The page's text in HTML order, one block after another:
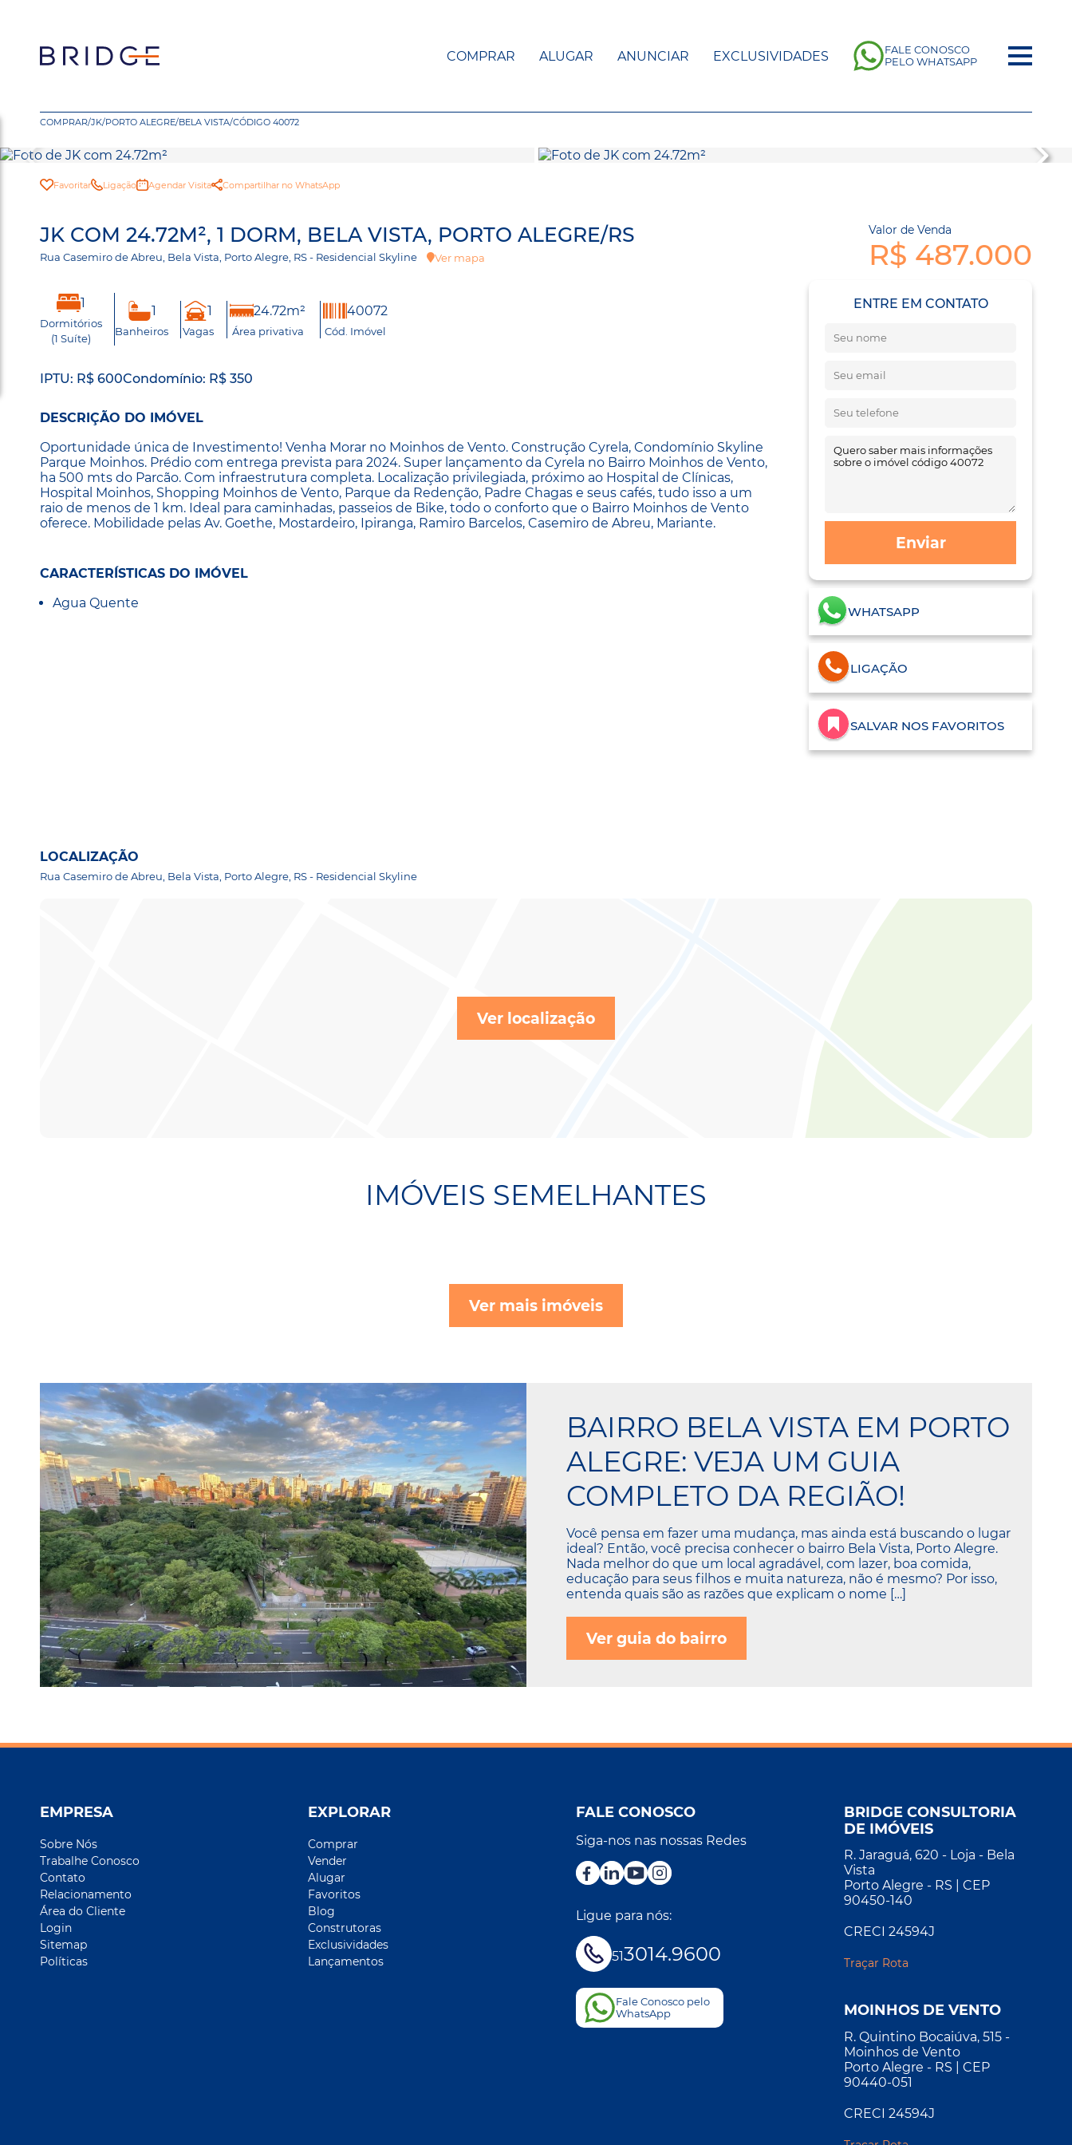
COMPRAR ALUGAR ANUNCIAR EXCLUSIVIDADES
FALE CONOSCO
PELO WHATSAPP
COMPRAR/JK/PORTO ALEGRE/BELA VISTA/CÓDIGO 40072
Favoritar Ligação Agendar Visita Compartilhar no WhatsApp
JK COM 24.72M², 1 DORM, BELA VISTA, PORTO ALEGRE/RS
Rua Casemiro de Abreu, Bela Vista, Porto Alegre, RS - Residencial Skyline Ver mapa
Valor de Venda
R$ 487.000
1
Dormitórios
(1 Suíte)
1
Banheiros
1
Vagas
24.72m²
Área privativa
40072
Cód. Imóvel
IPTU: R$ 600Condomínio: R$ 350
DESCRIÇÃO DO IMÓVEL
Oportunidade única de Investimento! Venha Morar no Moinhos de Vento. Construção Cyrela, Condomínio Skyline
Parque Moinhos. Prédio com entrega prevista para 2024. Super lançamento da Cyrela no Bairro Moinhos de Vento,
ha 500 mts do Parcão. Com infraestrutura completa. Localização privilegiada, próximo ao Hospital de Clínicas,
Hospital Moinhos, Shopping Moinhos de Vento, Parque da Redenção, Padre Chagas e seus cafés, tudo isso a um
raio de menos de 1 km. Ideal para caminhadas, passeios de Bike, todo o conforto que o Bairro Moinhos de Vento
oferece. Mobilidade pelas Av. Goethe, Mostardeiro, Ipiranga, Ramiro Barcelos, Casemiro de Abreu, Mariante.
CARACTERÍSTICAS DO IMÓVEL
Agua Quente
ENTRE EM CONTATO
Enviar
WHATSAPP
LIGAÇÃO
SALVAR NOS FAVORITOS
LOCALIZAÇÃO
Rua Casemiro de Abreu, Bela Vista, Porto Alegre, RS - Residencial Skyline
Ver localização
IMÓVEIS SEMELHANTES
Ver mais imóveis
BAIRRO BELA VISTA EM PORTO
ALEGRE: VEJA UM GUIA
COMPLETO DA REGIÃO!
Você pensa em fazer uma mudança, mas ainda está buscando o lugar
ideal? Então, você precisa conhecer o bairro Bela Vista, Porto Alegre.
Nada melhor do que um local agradável, com lazer, boa comida,
educação para seus filhos e muita natureza, não é mesmo? Por isso,
entenda quais são as razões que explicam o nome […]
Ver guia do bairro
EMPRESA
Sobre Nós
Trabalhe Conosco
Contato
Relacionamento
Área do Cliente
Login
Sitemap
Políticas
EXPLORAR
Comprar
Vender
Alugar
Favoritos
Blog
Construtoras
Exclusividades
Lançamentos
FALE CONOSCO
Siga-nos nas nossas Redes
Ligue para nós:
513014.9600
Fale Conosco pelo
WhatsApp
BRIDGE CONSULTORIA
DE IMÓVEIS
R. Jaraguá, 620 - Loja - Bela
Vista
Porto Alegre - RS | CEP
90450-140
CRECI 24594J
Traçar Rota
MOINHOS DE VENTO
R. Quintino Bocaiúva, 515 -
Moinhos de Vento
Porto Alegre - RS | CEP
90440-051
CRECI 24594J